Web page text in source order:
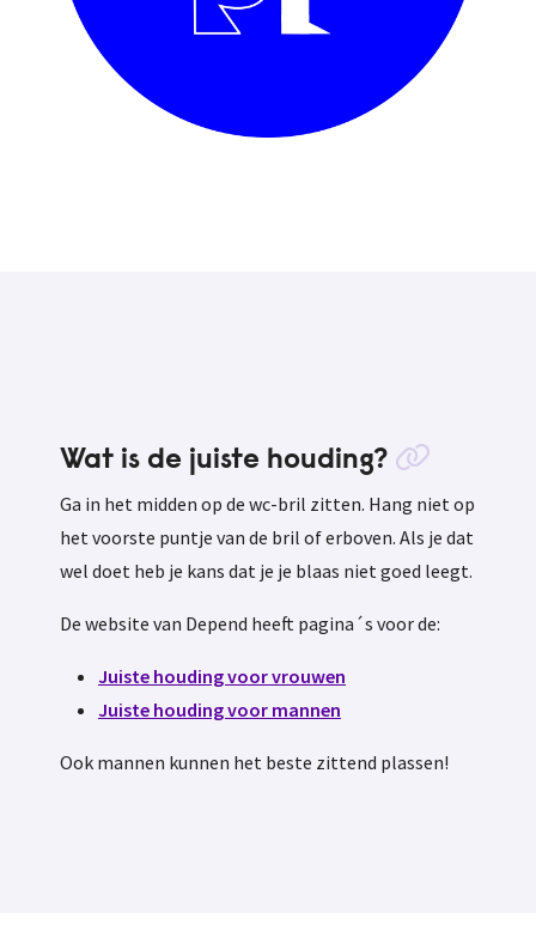
Wat is de juiste houding?
Ga in het midden op de wc-bril zitten. Hang niet op
het voorste puntje van de bril of erboven. Als je dat
wel doet heb je kans dat je je blaas niet goed leegt.
De website van Depend heeft pagina´s voor de:
Juiste houding voor vrouwen
Juiste houding voor mannen
Ook mannen kunnen het beste zittend plassen!